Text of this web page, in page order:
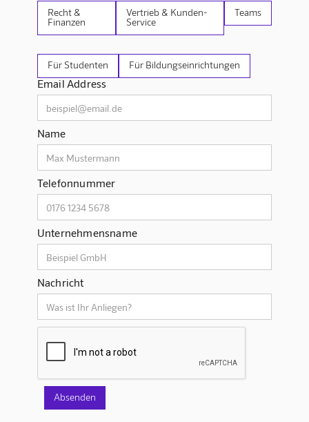
Recht &
Finanzen
Vertrieb & Kunden-
Service
Teams
Für Studenten Für Bildungseinrichtungen
Email Address
Name
Telefonnummer
Unternehmensname
Nachricht